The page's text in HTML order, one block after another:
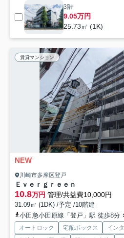
3階
9.05万円
25.73㎡ (1K)
賃貸マンション
NEW
川崎市多摩区登戸
Ｅｖｅｒｇｒｅｅｎ
10.8万円 管理/共益費10,000円
31.09㎡ (1DK) /予定 /10階建
小田急小田原線「登戸」駅 徒歩8分
オートロック 宅配ボックス
イン